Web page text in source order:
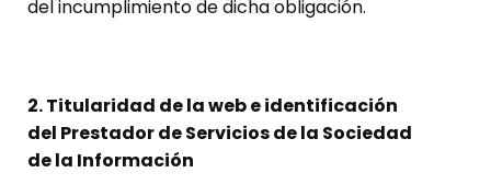
del incumplimiento de dicha obligación.
2. Titularidad de la web e identificación
del Prestador de Servicios de la Sociedad
de la Información